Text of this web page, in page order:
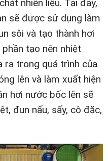
nhiên liệu. Tại đây,
sẽ được sử dụng làm
sôi và tạo thành hơi
tạo nên nhiệt
ra trong quá trình của
lên và làm xuất hiện
hơi nước bốc lên sẽ
đun nấu, sấy, cô đặc,